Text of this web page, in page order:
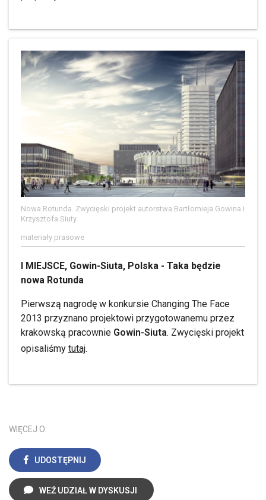
Nowa Rotunda. Zwycięski projekt autorstwa Bartłomieja Gowina i
Krzysztofa Siuty.
materiały prasowe
I MIEJSCE, Gowin-Siuta, Polska - Taka będzie
nowa Rotunda
Pierwszą nagrodę w konkursie Changing The Face
2013 przyznano projektowi przygotowanemu przez
krakowską pracownie Gowin-Siuta. Zwycięski projekt
opisaliśmy tutaj.
WIĘCEJ O:
UDOSTĘPNIJ
WEŹ UDZIAŁ W DYSKUSJI